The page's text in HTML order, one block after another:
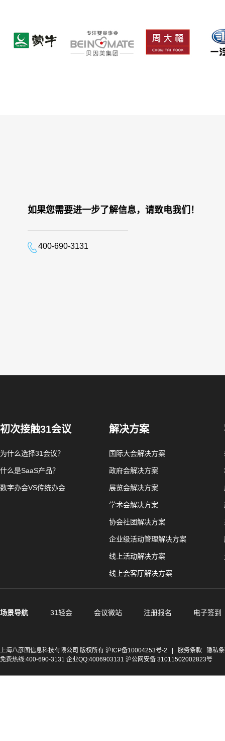
如果您需要进一步了解信息，请致电我们！
400-690-3131
初次接触31会议
为什么选择31会议？
什么是SaaS产品？
数字办会VS传统办会
解决方案
国际大会解决方案
政府会解决方案
展览会解决方案
学术会解决方案
协会社团解决方案
企业级活动管理解决方案
线上活动解决方案
线上会客厅解决方案
场景导航 31轻会 会议微站 注册报名 电子签到
上海八彦图信息科技有限公司 版权所有 沪ICP备10004253号-2 服务条款
隐私
免费热线:400-690-3131 企业QQ:4006903131 沪公网安备 31011502002823号